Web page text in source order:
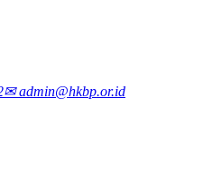
✉ admin@hkbp.or.id